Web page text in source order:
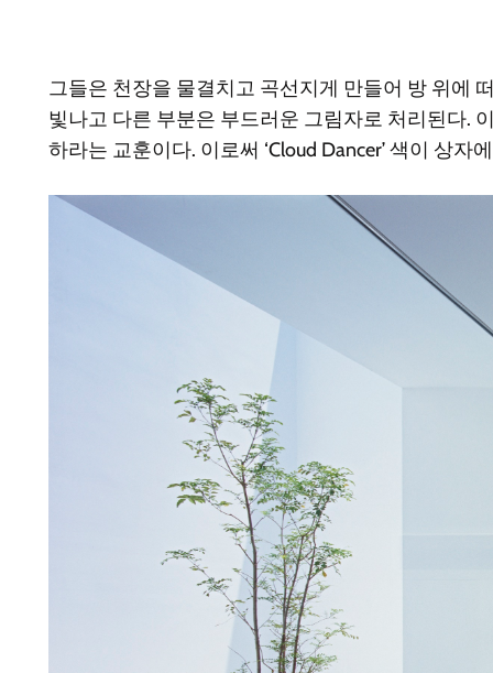
그들은 천장을 물결치고 곡선지게 만들어 방 위에
빛나고 다른 부분은 부드러운 그림자로 처리된다.
하라는 교훈이다. 이로써 ‘Cloud Dancer’ 색이 상